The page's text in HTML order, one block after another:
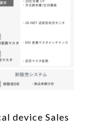
device Sales